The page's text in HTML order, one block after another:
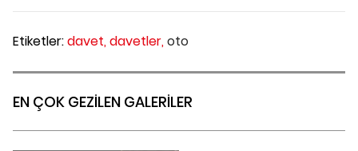
Etiketler:davet,davetler,oto
EN ÇOK GEZİLEN GALERİLER